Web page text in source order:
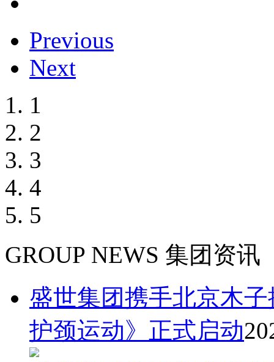
Previous
Next
1
2
3
4
5
GROUP NEWS 集团资讯
盛世集团携手北京木
护颈运动》正式启动